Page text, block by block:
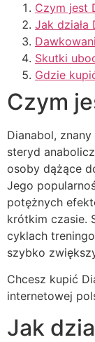
Czym jest
Jak działa
Skutki
Gdzie
Czym
Dianabol,
steryd
osoby dążące
Jego
potężnych
krótkim czasie.
cyklach
szybko
Chcesz kupić
internetowej
Jak